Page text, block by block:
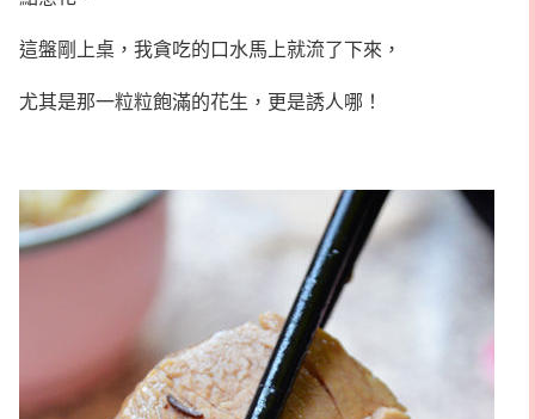
這盤剛上桌，我貪吃的口水馬上就流了下來，
尤其是那一粒粒飽滿的花生，更是誘人哪！